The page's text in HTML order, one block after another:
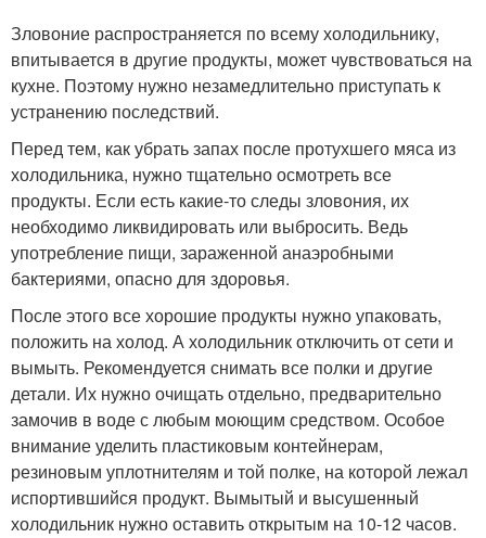
Зловоние распространяется по всему холодильнику,
впитывается в другие продукты, может чувствоваться на
кухне. Поэтому нужно незамедлительно приступать к
устранению последствий.
Перед тем, как убрать запах после протухшего мяса из
холодильника, нужно тщательно осмотреть все
продукты. Если есть какие-то следы зловония, их
необходимо ликвидировать или выбросить. Ведь
употребление пищи, зараженной анаэробными
бактериями, опасно для здоровья.
После этого все хорошие продукты нужно упаковать,
положить на холод. А холодильник отключить от сети и
вымыть. Рекомендуется снимать все полки и другие
детали. Их нужно очищать отдельно, предварительно
замочив в воде с любым моющим средством. Особое
внимание уделить пластиковым контейнерам,
резиновым уплотнителям и той полке, на которой лежал
испортившийся продукт. Вымытый и высушенный
холодильник нужно оставить открытым на 10-12 часов.